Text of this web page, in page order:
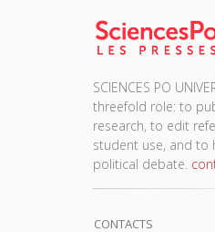
SCIENCES PO
threefold role: to
research, to edit
student use, and to
political debate.
CONTACTS